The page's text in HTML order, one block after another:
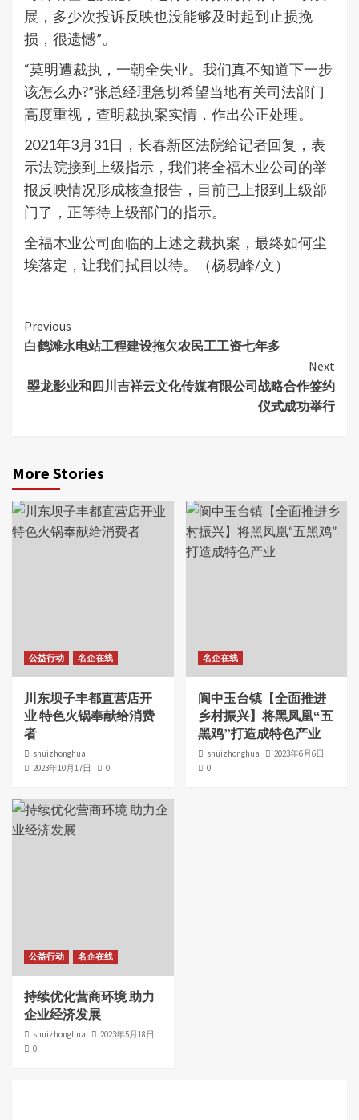
展，多少次投诉反映也没能够及时起到止损挽
损，很遗憾”。
“莫明遭裁执，一朝全失业。我们真不知道下一步
该怎么办?”张总经理急切希望当地有关司法部门
高度重视，查明裁执案实情，作出公正处理。
2021年3月31日，长春新区法院给记者回复，表
示法院接到上级指示，我们将全福木业公司的举
报反映情况形成核查报告，目前已上报到上级部
门了，正等待上级部门的指示。
全福木业公司面临的上述之裁执案，最终如何尘
埃落定，让我们拭目以待。（杨易峰/文）
Continue
Reading
Previous
白鹤滩水电站工程建设拖欠农民工工资七年多
Next
曌龙影业和四川吉祥云文化传媒有限公司战略合作签约
仪式成功举行
More Stories
公益行动 名企在线
川东坝子丰都直营店开
业 特色火锅奉献给消费
者
shuizhonghua
2023年10月17日
0
名企在线
阆中玉台镇【全面推进
乡村振兴】将黑凤凰“五
黑鸡”打造成特色产业
shuizhonghua
2023年6月6日
0
公益行动 名企在线
持续优化营商环境 助力
企业经济发展
shuizhonghua
2023年5月18日
0